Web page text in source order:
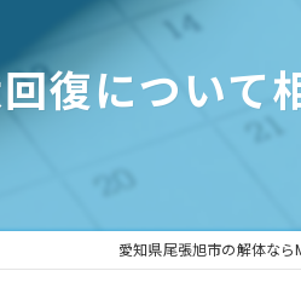
復について
愛知県尾張旭市の解体なら